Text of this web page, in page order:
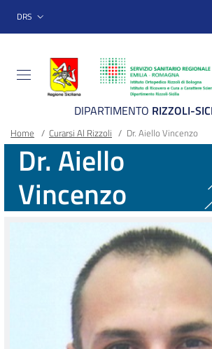
Sito Web Istituto
menu top-bar
DRS
DIPARTIMENTO RIZZOLI-
Main container
Briciole
di
pane
Home / Curarsi Al Rizzoli / Dr. Aiello Vincenzo
Dr. Aiello
Vincenzo